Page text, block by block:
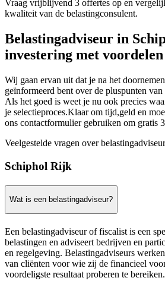
Vraag vrijblijvend 3 offertes op en
kwaliteit van de belastingconsulent.
Belastingadviseur in
investering met voordelen
Wij gaan ervan uit dat je na het
geïnformeerd bent over de pluspunten van
Als het goed is weet je nu ook precies
je selectieproces.Klaar om tijd,geld en
ons contactformulier gebruiken om gratis
Veelgestelde vragen over
Schiphol Rijk
Wat is een belastingadviseur?
Een belastingadviseur of fiscalist is een
belastingen en adviseert bedrijven en
en regelgeving. Belastingadviseurs
van cliënten voor wie zij de financieel
voordeligste resultaat proberen te bereiken.